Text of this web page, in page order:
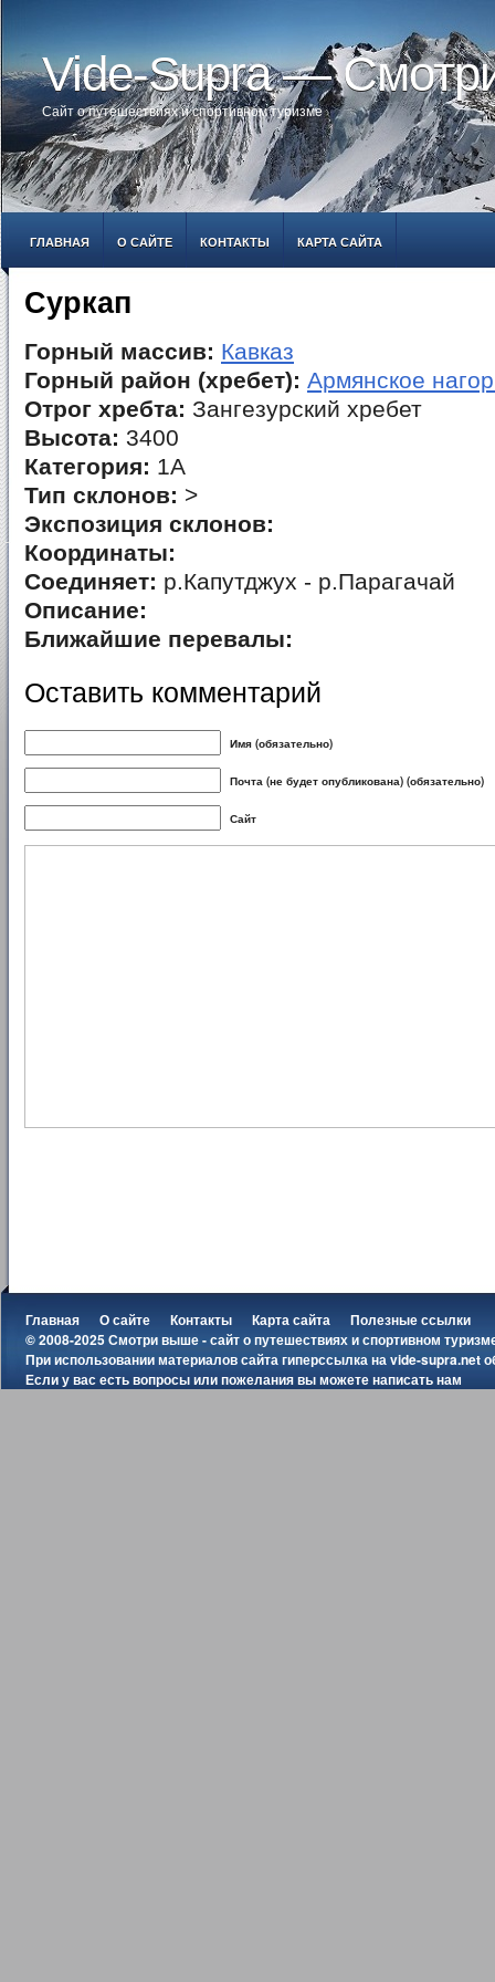
Vide-Supra —
Сайт о путешествиях и спортивном туризме
ГЛАВНАЯ О САЙТЕ КОНТАКТЫ КАРТА САЙТА
Суркап
Горный массив: Кавказ
Горный район (хребет): Армянское
Отрог хребта: Зангезурский хребет
Высота: 3400
Категория: 1А
Тип склонов: >
Экспозиция склонов:
Координаты:
Соединяет: р.Капутджух - р.Парагачай
Описание:
Ближайшие перевалы:
Оставить комментарий
Имя (обязательно)
Почта (не будет опубликована) (обязательно)
Сайт
Главная О сайте Контакты Карта сайта
Полезные ссылки
© 2008-2025 Смотри выше - сайт о путешествиях и спортивном
При использовании материалов сайта гиперссылка наvide-supra.net
Если у вас есть вопросы или пожелания вы можетенаписать нам